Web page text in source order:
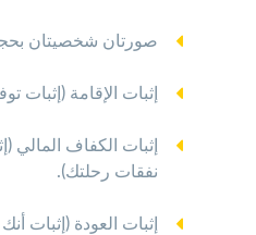
صورتان شخصيتان
إثبات الإقامة (إثبات
إثبات الكفاف المالي
نفقات رحلتك).
إثبات العودة (إثبات